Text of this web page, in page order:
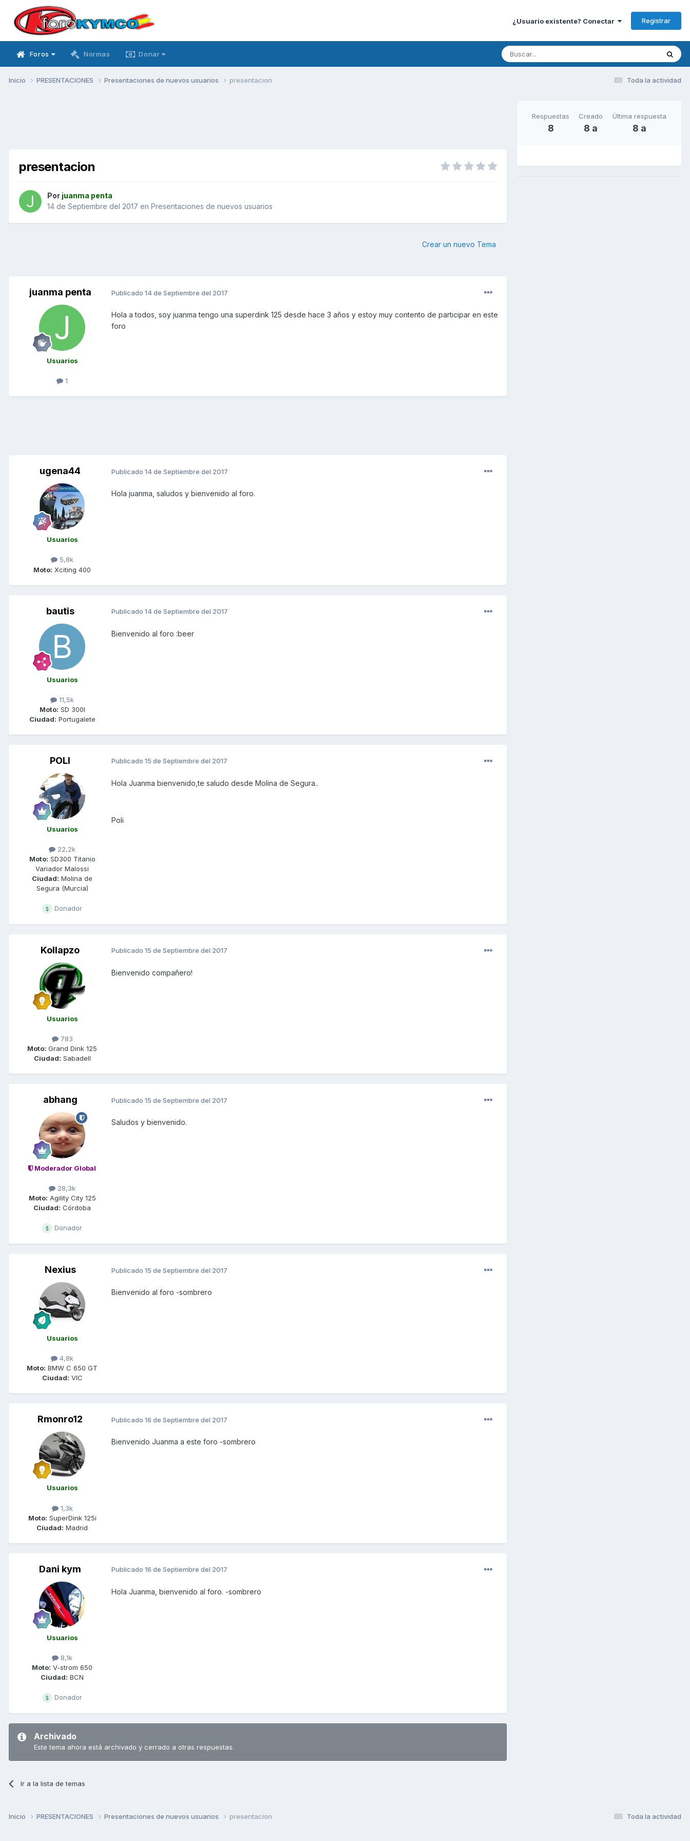
¿Usuario existente? Conectar Registrar
Foros Normas Donar
Toda la actividad
Inicio PRESENTACIONES Presentaciones de nuevos usuarios presentacion
presentacion
Por juanma penta
14 de Septiembre del 2017 en Presentaciones de nuevos usuarios
Crear un nuevo Tema
juanma penta
Usuarios
1
Publicado 14 de Septiembre del 2017
Hola a todos, soy juanma tengo una superdink 125 desde hace 3 años y estoy muy contento de participar en este
foro
ugena44
Usuarios
5,8k
Moto: Xciting 400
Publicado 14 de Septiembre del 2017
Hola juanma, saludos y bienvenido al foro.
bautis
Usuarios
11,5k
Moto: SD 300I
Ciudad: Portugalete
Publicado 14 de Septiembre del 2017
Bienvenido al foro :beer
POLI
Usuarios
22,2k
Moto: SD300 Titanio
Variador Malossi
Ciudad: Molina de
Segura (Murcia)
Donador
Publicado 15 de Septiembre del 2017
Hola Juanma bienvenido,te saludo desde Molina de Segura..
Poli
Kollapzo
Usuarios
783
Moto: Grand Dink 125
Ciudad: Sabadell
Publicado 15 de Septiembre del 2017
Bienvenido compañero!
abhang
Moderador Global
28,3k
Moto: Agility City 125
Ciudad: Córdoba
Donador
Publicado 15 de Septiembre del 2017
Saludos y bienvenido.
Nexius
Usuarios
4,8k
Moto: BMW C 650 GT
Ciudad: VIC
Publicado 15 de Septiembre del 2017
Bienvenido al foro -sombrero
Rmonro12
Usuarios
1,3k
Moto: SuperDink 125i
Ciudad: Madrid
Publicado 16 de Septiembre del 2017
Bienvenido Juanma a este foro -sombrero
Dani kym
Usuarios
8,1k
Moto: V-strom 650
Ciudad: BCN
Donador
Publicado 16 de Septiembre del 2017
Hola Juanma, bienvenido al foro. -sombrero
Archivado
Este tema ahora está archivado y cerrado a otras respuestas.
Ir a la lista de temas
Respuestas
8
Creado
8 a
Última respuesta
8 a
Toda la actividad
Inicio PRESENTACIONES Presentaciones de nuevos usuarios presentacion